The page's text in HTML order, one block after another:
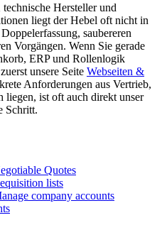
Hersteller und
liegt der Hebel oft nicht in
saubereren
Vorgängen. Wenn Sie gerade
ERP und Rollenlogik
unsere Seite Webseiten &
Anforderungen aus Vertrieb,
liegen, ist oft auch direkt unser
Schritt.
Quotes
lists
company accounts